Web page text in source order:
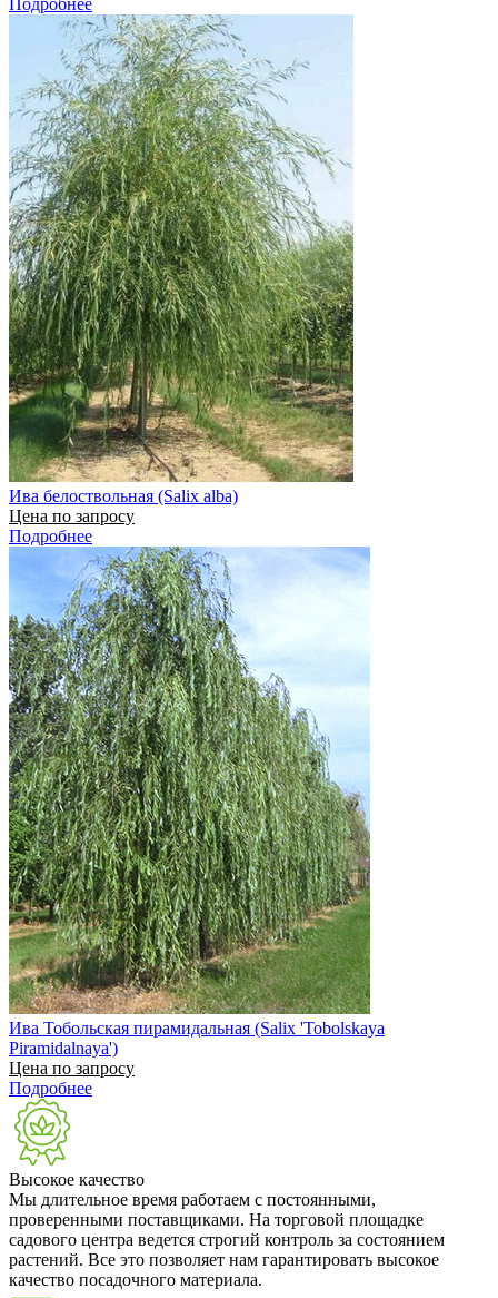
Ива белоствольная (Salix alba)
Цена по запросу
Подробнее
Ива Тобольская пирамидальная (Salix 'Tobolskaya
Piramidalnaya')
Цена по запросу
Подробнее
Высокое качество
Мы длительное время работаем с постоянными,
проверенными поставщиками. На торговой площадке
садового центра ведется строгий контроль за состоянием
растений. Все это позволяет нам гарантировать высокое
качество посадочного материала.